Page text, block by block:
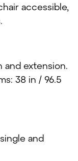
accessible,
and extension.
38 in / 96.5
and